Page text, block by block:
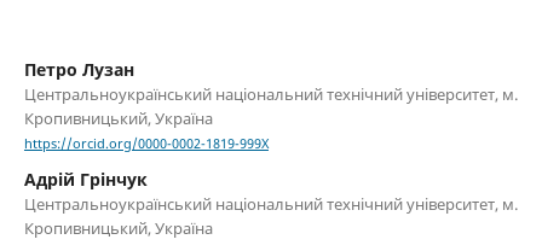
Петро Лузан
Центральноукраїнський національний технічний університет, м.
Кропивницький, Україна
https://orcid.org/0000-0002-1819-999X
Адрій Грінчук
Центральноукраїнський національний технічний університет, м.
Кропивницький, Україна